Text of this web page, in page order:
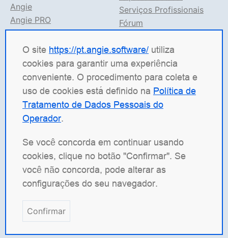
O site https://pt.angie.software/ utiliza
cookies para garantir uma experiência
conveniente. O procedimento para coleta e
uso de cookies está definido na Política de
Tratamento de Dados Pessoais do
Operador.
Se você concorda em continuar usando
cookies, clique no botão "Confirmar". Se
você não concorda, pode alterar as
configurações do seu navegador.
Confirmar
Angie
Angie PRO
ANIC
Documentação Angie
Serviços Profissionais
Fórum
Angie Software(Web Server, LLC) é uma empresa
russa de TI especializada em soluções para sistemas
de alta carga. Nossos produtos incluem a plataforma
de balanceamento de carga
Delivery Controller), o servidor web
Angie Ingress Controller(ANIC), uma solução de
gerenciamento de tráfego para aplicações
conteinerizadas em Kubernetes. Temos especial
orgulho do nosso servidor web de código aberto
, desenvolvido como um fork do nginx com o